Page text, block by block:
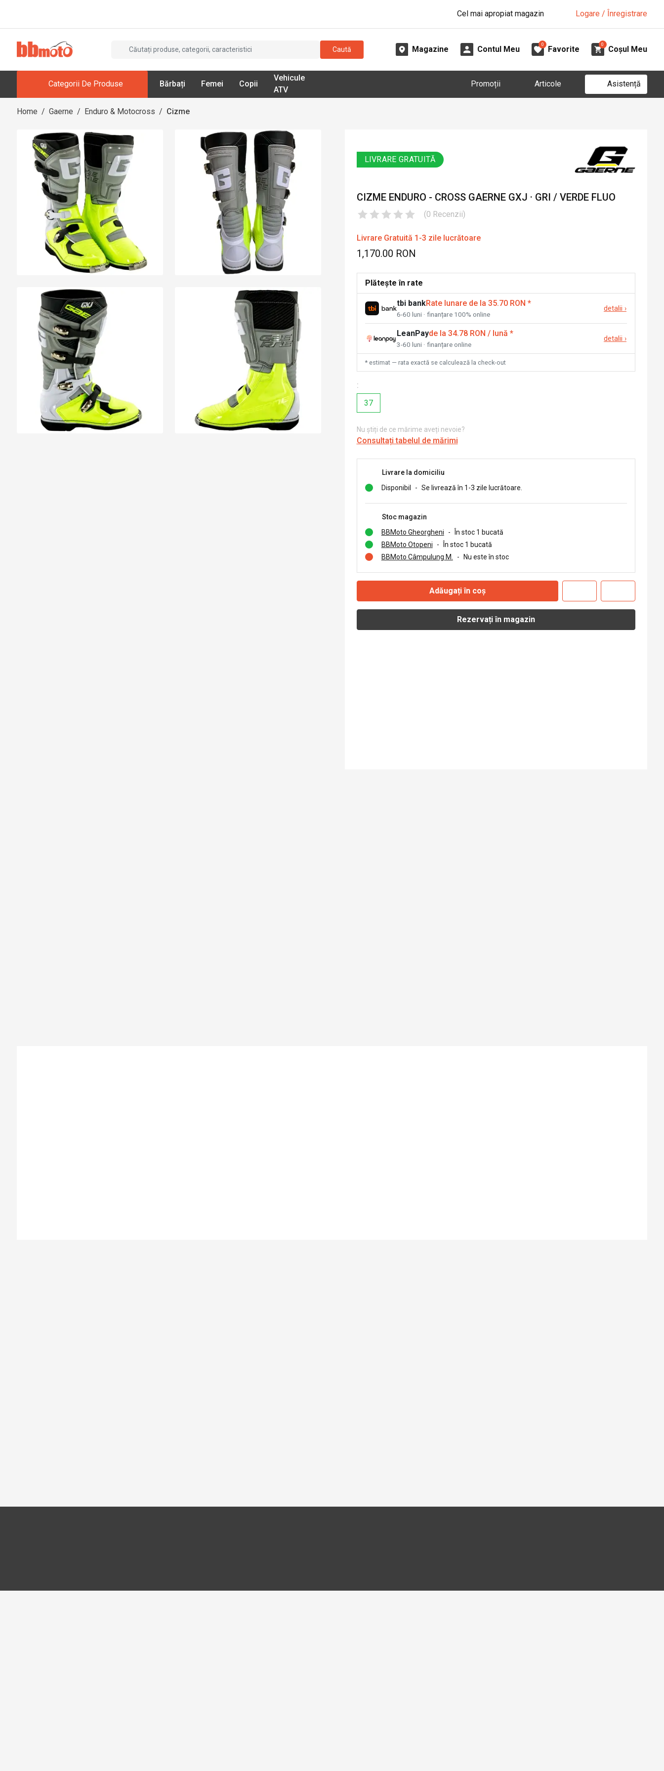
Cel mai apropiat magazin Logare / Înregistrare
Caută Magazine Contul Meu
0
Favorite
0
Coșul Meu
Categorii De Produse Bărbați Femei Copii
Vehicule
ATV
Promoții Articole Asistență
Home / Gaerne / Enduro & Motocross / Cizme
LIVRARE GRATUITĂ
CIZME ENDURO - CROSS GAERNE GXJ · GRI / VERDE FLUO
(0 Recenzii)
Livrare Gratuită 1-3 zile lucrătoare
1,170.00 RON
Plătește în rate
tbi bankRate lunare de la 35.70 RON *
6-60 luni · finanțare 100% online
detalii ›
LeanPayde la 34.78 RON / lună *
3-60 luni · finanțare online
detalii ›
* estimat — rata exactă se calculează la check-out
:
37
Nu știți de ce mărime aveți nevoie?
Consultați tabelul de mărimi
Livrare la domiciliu
Disponibil
- Se livrează în 1-3 zile lucrătoare.
Stoc magazin
BBMoto Gheorgheni
-
În stoc 1 bucată
BBMoto Otopeni
-
În stoc 1 bucată
BBMoto Câmpulung M.
- Nu este în stoc
Adăugați în coș
Rezervați în magazin